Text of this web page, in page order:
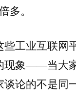
多。
些工业互联网
现象——当大
论的不是同